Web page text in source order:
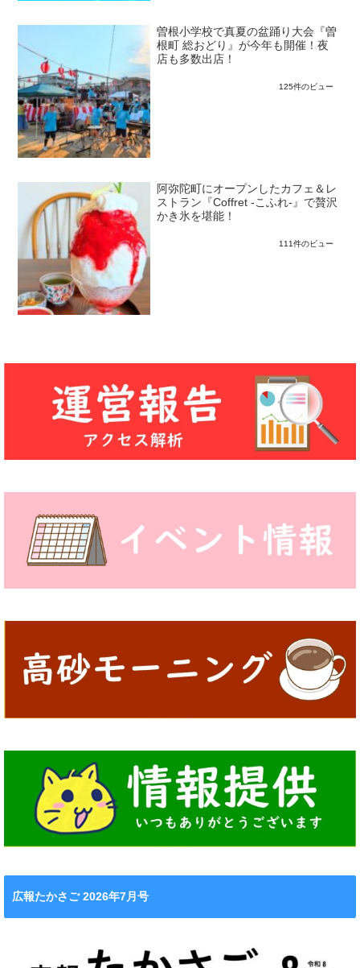
曽根小学校で真夏の盆踊り大会『曽
根町 総おどり』が今年も開催！夜
店も多数出店！
125件のビュー
阿弥陀町にオープンしたカフェ＆レ
ストラン『Coffret -こふれ-』で贅沢
かき氷を堪能！
111件のビュー
広報たかさご 2026年7月号